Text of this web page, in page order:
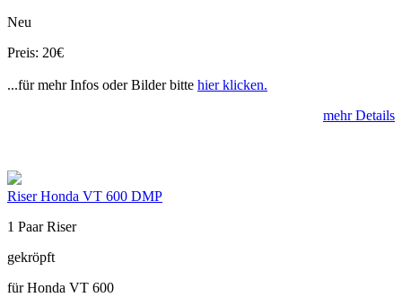
Neu
Preis: 20€
...für mehr Infos oder Bilder bitte hier klicken.
mehr Details
Riser Honda VT 600 DMP
1 Paar Riser
gekröpft
für Honda VT 600